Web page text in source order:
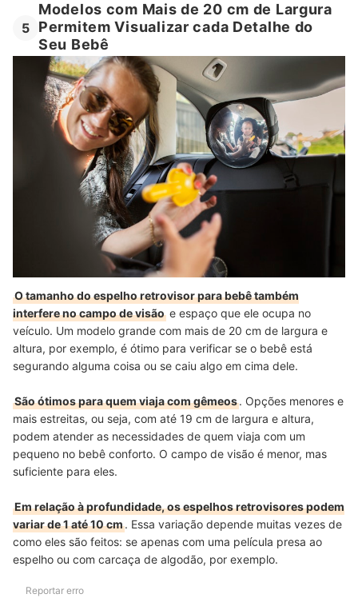
5
Modelos com Mais de 20 cm de Largura
Permitem Visualizar cada Detalhe do
Seu Bebê
O tamanho do espelho retrovisor para bebê também
interfere no campo de visão e espaço que ele ocupa no
veículo. Um modelo grande com mais de 20 cm de largura e
altura, por exemplo, é ótimo para verificar se o bebê está
segurando alguma coisa ou se caiu algo em cima dele.
São ótimos para quem viaja com gêmeos. Opções menores e
mais estreitas, ou seja, com até 19 cm de largura e altura,
podem atender as necessidades de quem viaja com um
pequeno no bebê conforto. O campo de visão é menor, mas
suficiente para eles.
Em relação à profundidade, os espelhos retrovisores podem
variar de 1 até 10 cm. Essa variação depende muitas vezes de
como eles são feitos: se apenas com uma película presa ao
espelho ou com carcaça de algodão, por exemplo.
Reportar erro